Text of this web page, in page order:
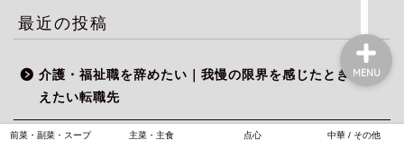
最近の投稿
介護・福祉職を辞めたい｜我慢の限界を感じたときに考
えたい転職先
介護・福祉の仕事で自分のプライベートをどこまで話す
前菜・副菜・スープ 主菜・主食 点心 中華 / その他
MENU